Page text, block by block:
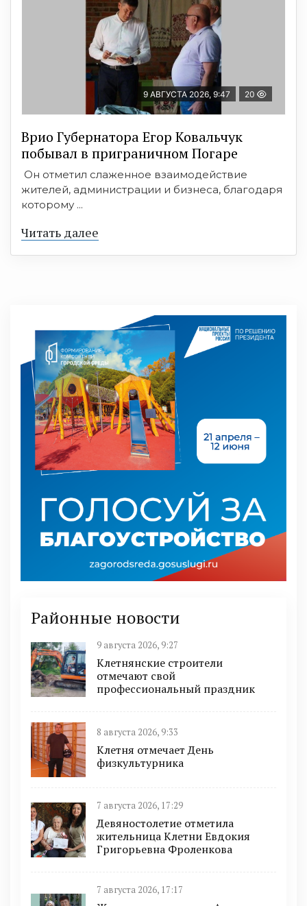
9 АВГУСТА 2026, 9:47 20
Врио Губернатора Егор Ковальчук
побывал в приграничном Погаре
Он отметил слаженное взаимодействие
жителей, администрации и бизнеса, благодаря
которому ...
Читать далее
Районные новости
9 августа 2026, 9:27
Клетнянские строители
отмечают свой
профессиональный праздник
8 августа 2026, 9:33
Клетня отмечает День
физкультурника
7 августа 2026, 17:29
Девяностолетие отметила
жительница Клетни Евдокия
Григорьевна Фроленкова
7 августа 2026, 17:17